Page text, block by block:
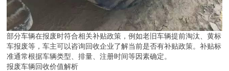
部分车辆在报废时符合相关补贴政策，例如老旧车辆提前淘汰、黄标
车报废等，车主可以咨询回收企业了解当前是否有补贴政策。补贴标
准通常根据车辆类型、排量、注册时间等因素确定。
报废车辆回收价值解析